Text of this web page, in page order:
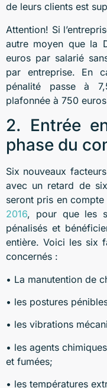
de leurs clients est
Attention! Si
autre moyen que la
euros par salarié
par entreprise. En
pénalité passe à
plafonnée à 750
2. Entrée
phase du
Six nouveaux
avec un retard de
seront pris en
2016, pour que les
pénalisés et
entière. Voici les six
concernés :
• La manutention de
• les postures
• les vibrations
• les agents
et fumées;
• les températures